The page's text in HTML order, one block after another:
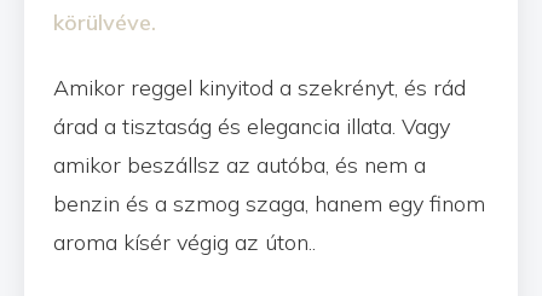
körülvéve.
Amikor reggel kinyitod a szekrényt, és rád
árad a tisztaság és elegancia illata. Vagy
amikor beszállsz az autóba, és nem a
benzin és a szmog szaga, hanem egy finom
aroma kísér végig az úton..